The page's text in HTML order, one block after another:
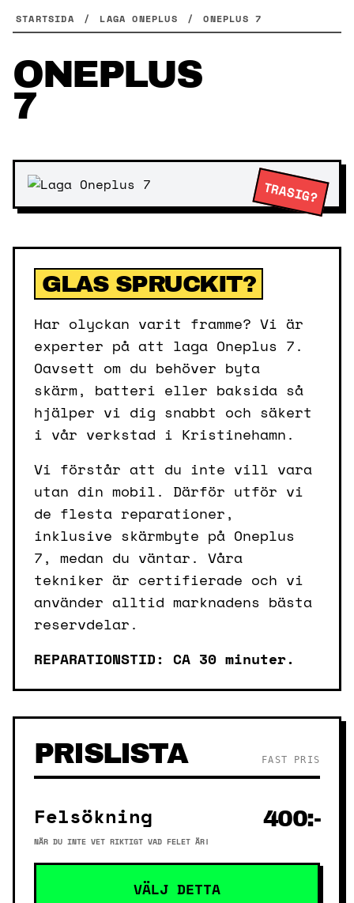
toSTARTSIDA / LAGA ONEPLUS / ONEPLUS 7
ONEPLUS
7
TRASIG?
GLAS SPRUCKIT?
Har olyckan varit framme? Vi är
experter på att laga Oneplus 7.
Oavsett om du behöver byta
skärm, batteri eller baksida så
hjälper vi dig snabbt och säkert
i vår verkstad i Kristinehamn.
Vi förstår att du inte vill vara
utan din mobil. Därför utför vi
de flesta reparationer,
inklusive skärmbyte på Oneplus
7, medan du väntar. Våra
tekniker är certifierade och vi
använder alltid marknadens bästa
reservdelar.
REPARATIONSTID: CA 30 minuter.
PRISLISTA FAST PRIS
Felsökning
NÄR DU INTE VET RIKTIGT VAD FELET ÄR!
400:-
VÄLJ DETTA